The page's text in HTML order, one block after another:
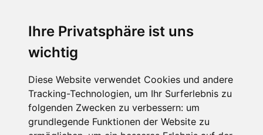
Ihre Privatsphäre ist uns
wichtig
Diese Website verwendet Cookies und andere
Tracking-Technologien, um Ihr Surferlebnis zu
folgenden Zwecken zu verbessern: um
grundlegende Funktionen der Website zu
Wellness
SCHNEEHÖHEN SKI APP
Die Schneehoehen Ski APP für iOS und Android - Ein
Muss für alle Wintersportler und Schneefreaks!